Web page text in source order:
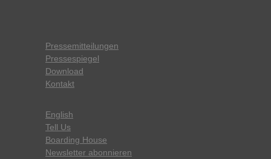
Pressemitteilungen
Pressespiegel
Download
Kontakt
English
Tell Us
Boarding House
Newsletter abonnieren